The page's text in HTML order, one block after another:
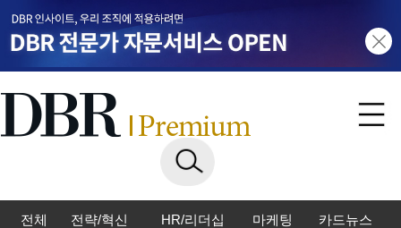
전체 전략/혁신 HR/리더십 마케팅 카드뉴스